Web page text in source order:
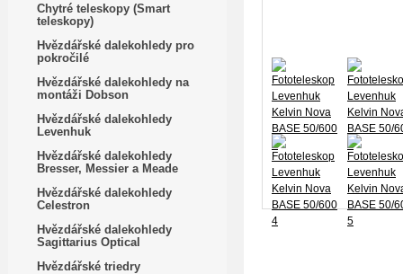
Chytré teleskopy (Smart
teleskopy)
Hvězdářské dalekohledy pro
pokročilé
Hvězdářské dalekohledy na
montáži Dobson
Hvězdářské dalekohledy
Levenhuk
Hvězdářské dalekohledy
Bresser, Messier a Meade
Hvězdářské dalekohledy
Celestron
Hvězdářské dalekohledy
Sagittarius Optical
Hvězdářské triedry